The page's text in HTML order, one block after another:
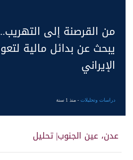
من القرصنة إلى
يبحث عن بدائل مالية
الإيراني
دراسات وتحليلات- منذ 1 سنة
عدن، عين الجنوب| تحليل